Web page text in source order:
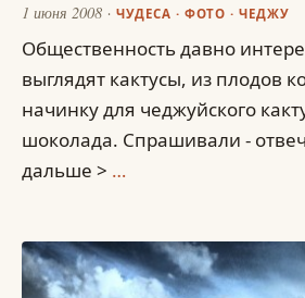
1 июня 2008 ЧУДЕСА · ФОТО ·ЧЕДЖУ
Общественность давно
выглядят кактусы, из плодов
начинку для чеджуйского
шоколада. Спрашивали -
дальше > …